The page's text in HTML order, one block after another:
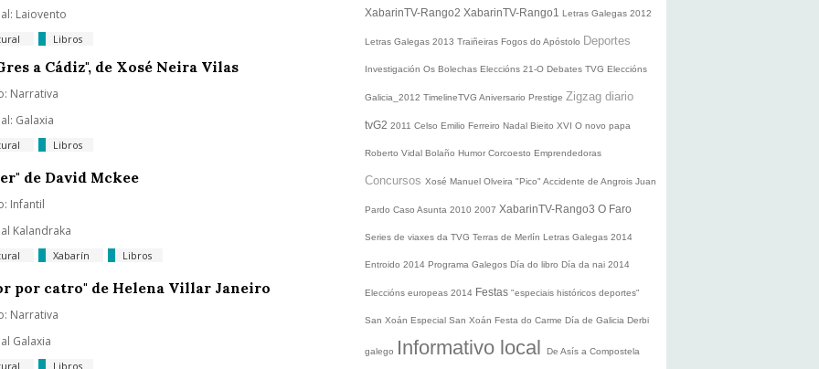
Laiovento
Libros
a Cádiz", de Xosé Neira Vilas
Narrativa
Galaxia
Libros
de David Mckee
Infantil
Kalandraka
Xabarín Libros
por catro" de Helena Villar Janeiro
Narrativa
Galaxia
Libros
XabarinTV-Rango2 XabarinTV-Rango1 Letras Galegas 2012
Letras Galegas 2013 Traiñeiras Fogos do Apóstolo Deportes
Investigación Os Bolechas Eleccións 21-O Debates TVG Eleccións
Galicia_2012 TimelineTVG Aniversario Prestige Zigzag diario
tvG2 2011 Celso Emilio Ferreiro Nadal Bieito XVI O novo papa
Roberto Vidal Bolaño Humor Corcoesto Emprendedoras
Concursos Xosé Manuel Olveira "Pico" Accidente de Angrois Juan
Pardo Caso Asunta 2010 2007 XabarinTV-Rango3 O Faro
Series de viaxes da TVG Terras de Merlín Letras Galegas 2014
Entroido 2014 Programa Galegos Día do libro Día da nai 2014
Eleccións europeas 2014 Festas "especiais históricos deportes"
San Xoán Especial San Xoán Festa do Carme Día de Galicia Derbi
galego Informativo local De Asís a Compostela